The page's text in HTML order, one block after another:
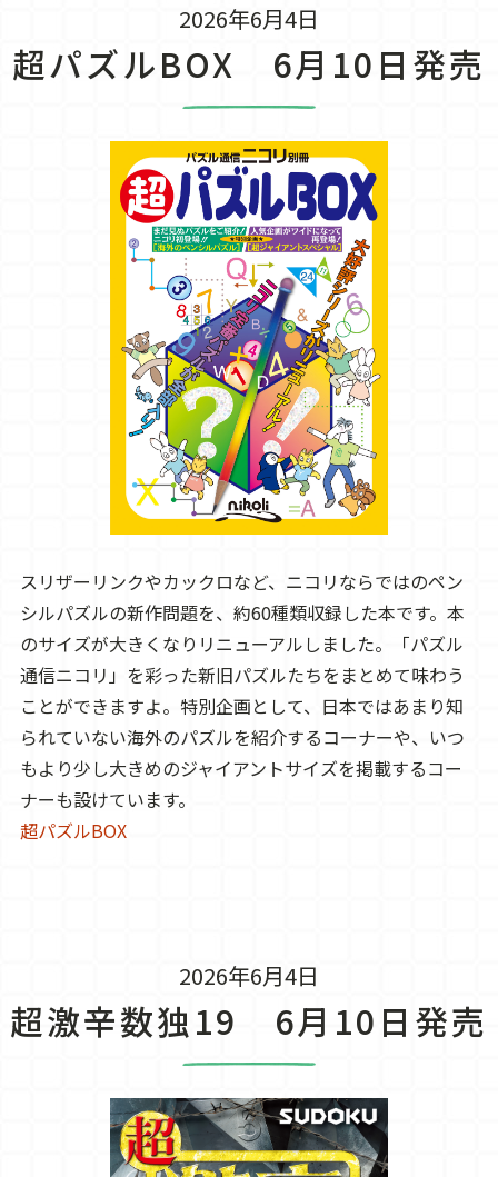
2026年6月4日
超パズルBOX 6月10日発売
スリザーリンクやカックロなど、ニコリならではのペン
シルパズルの新作問題を、約60種類収録した本です。本
のサイズが大きくなりリニューアルしました。「パズル
通信ニコリ」を彩った新旧パズルたちをまとめて味わう
ことができますよ。特別企画として、日本ではあまり知
られていない海外のパズルを紹介するコーナーや、いつ
もより少し大きめのジャイアントサイズを掲載するコー
ナーも設けています。
超パズルBOX
2026年6月4日
超激辛数独19 6月10日発売